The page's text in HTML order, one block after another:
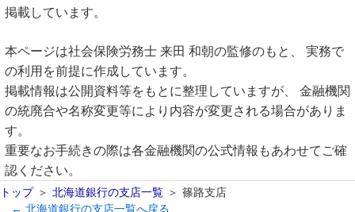
掲載しています。
本ページは社会保険労務士 来田 和朝の監修のもと、 実務で
の利用を前提に作成しています。
掲載情報は公開資料等をもとに整理していますが、 金融機関
の統廃合や名称変更等により内容が変更される場合がありま
す。
重要なお手続きの際は各金融機関の公式情報もあわせてご確
認ください。
トップ 北海道銀行の支店一覧
篠路支店
← 北海道銀行の支店一覧へ戻る